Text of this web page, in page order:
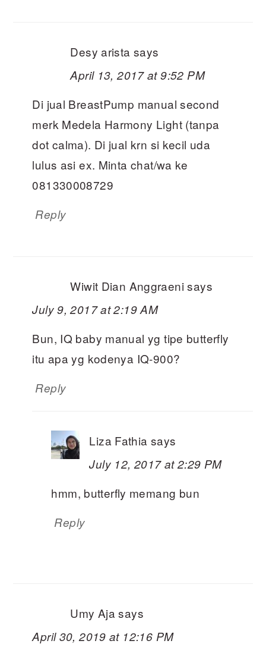
Desy arista says
April 13, 2017 at 9:52 PM
Di jual BreastPump manual second
merk Medela Harmony Light (tanpa
dot calma). Di jual krn si kecil uda
lulus asi ex. Minta chat/wa ke
081330008729
Reply
Wiwit Dian Anggraeni says
July 9, 2017 at 2:19 AM
Bun, IQ baby manual yg tipe butterfly
itu apa yg kodenya IQ-900?
Reply
Liza Fathia says
July 12, 2017 at 2:29 PM
hmm, butterfly memang bun
Reply
Umy Aja says
April 30, 2019 at 12:16 PM